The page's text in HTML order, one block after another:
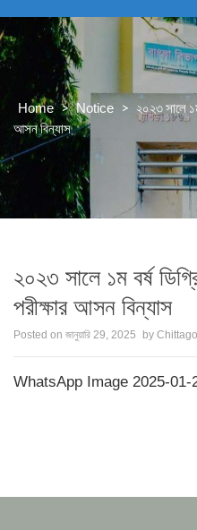
Home > Notice > ২০২৩ সালে ১ম
আসন বিন্যাস
২০২৩ সালে ১ম বর্ষ
পরীক্ষার আসন বিন্যাস
Posted on জানুয়ারি 29, 2025 by
WhatsApp Image 2025-